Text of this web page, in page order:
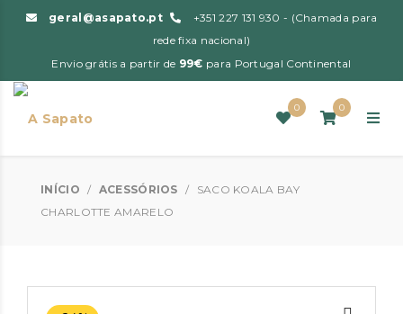
geral@asapato.pt
+351 227 131 930 - (Chamada para
rede fixa nacional)
Envio grátis a partir de 99€ para Portugal Continental
0 0
INÍCIO / ACESSÓRIOS /
SACO KOALA BAY
CHARLOTTE AMARELO